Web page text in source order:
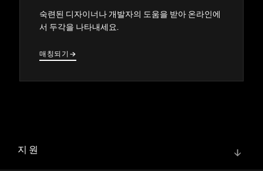
숙련된 디자이너나 개발자의 도움을 받아 온라인에
서 두각을 나타내세요.
매칭되기 →
→
지원 ↓